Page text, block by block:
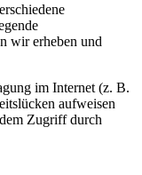
wir erheben und
im Internet (z. B.
aufweisen
Zugriff durch